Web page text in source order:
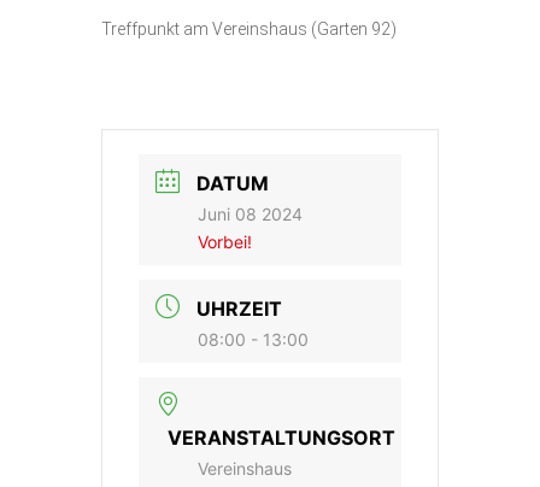
Treffpunkt am Vereinshaus (Garten 92)
DATUM
Juni 08 2024
Vorbei!
UHRZEIT
08:00 - 13:00
VERANSTALTUNGSORT
Vereinshaus